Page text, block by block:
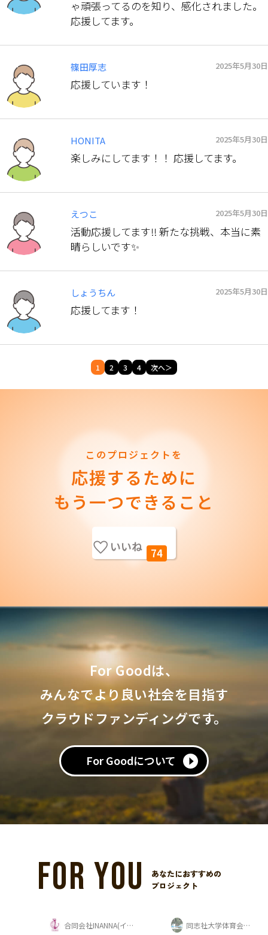
ゃ頑張ってるのを知り、感化されました。
応援してます。
篠田厚志 2025年5月30日
応援しています！
HONITA 2025年5月30日
楽しみにしてます！！ 応援してます。
えつこ 2025年5月30日
活動応援してます‼️ 新たな挑戦、本当に素
晴らしいです✨
しょうちん 2025年5月30日
応援してます！
1 2 3 4 次へ＞
このプロジェクトを
応援するために
もう一つできること
いいね 74
For Goodは、
みんなでより良い社会を目指す
クラウドファンディングです。
For Goodについて
FOR YOU
あなたにおすすめの
プロジェクト
同志社大学体育会カヌー部 寺岡夏鈴 hamiii ｜Kavi & Kaho